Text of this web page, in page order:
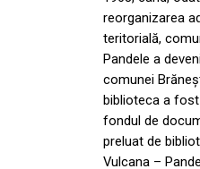
reorganizarea
teritorială,
Pandele a
comunei
biblioteca a
fondul de
preluat de
Vulcana –